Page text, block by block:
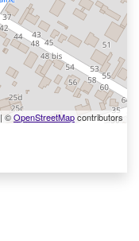
| ©OpenStreetMapcontributors